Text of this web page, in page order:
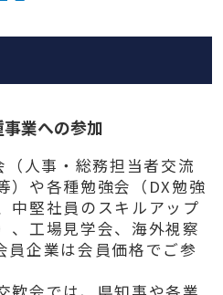
業への参加
人事・総務担当者交流
）や各種勉強会（DX勉強
中堅社員のスキルアップ
、工場見学会、海外視察
員企業は会員価格でご参